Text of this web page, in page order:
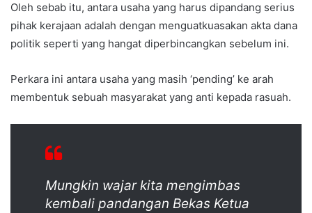
Oleh sebab itu, antara usaha yang harus dipandang serius
pihak kerajaan adalah dengan menguatkuasakan akta dana
politik seperti yang hangat diperbincangkan sebelum ini.
Perkara ini antara usaha yang masih ‘pending’ ke arah
membentuk sebuah masyarakat yang anti kepada rasuah.
Mungkin wajar kita mengimbas
kembali pandangan Bekas Ketua